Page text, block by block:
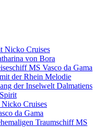
Nicko Cruises
von Bora
MS Vasco da Gama
der Rhein Melodie
der Inselwelt Dalmatiens
Cruises
da Gama
Traumschiff MS